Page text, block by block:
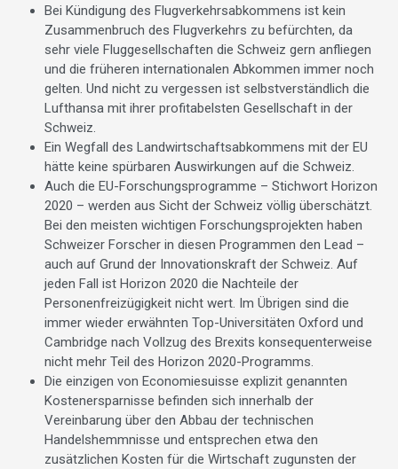
Bei Kündigung des Flugverkehrsabkommens ist kein
Zusammenbruch des Flugverkehrs zu befürchten, da
sehr viele Fluggesellschaften die Schweiz gern anfliegen
und die früheren internationalen Abkommen immer noch
gelten. Und nicht zu vergessen ist selbstverständlich die
Lufthansa mit ihrer profitabelsten Gesellschaft in der
Schweiz.
Ein Wegfall des Landwirtschaftsabkommens mit der EU
hätte keine spürbaren Auswirkungen auf die Schweiz.
Auch die EU-Forschungsprogramme – Stichwort Horizon
2020 – werden aus Sicht der Schweiz völlig überschätzt.
Bei den meisten wichtigen Forschungsprojekten haben
Schweizer Forscher in diesen Programmen den Lead –
auch auf Grund der Innovationskraft der Schweiz. Auf
jeden Fall ist Horizon 2020 die Nachteile der
Personenfreizügigkeit nicht wert. Im Übrigen sind die
immer wieder erwähnten Top-Universitäten Oxford und
Cambridge nach Vollzug des Brexits konsequenterweise
nicht mehr Teil des Horizon 2020-Programms.
Die einzigen von Economiesuisse explizit genannten
Kostenersparnisse befinden sich innerhalb der
Vereinbarung über den Abbau der technischen
Handelshemmnisse und entsprechen etwa den
zusätzlichen Kosten für die Wirtschaft zugunsten der